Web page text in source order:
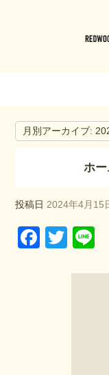
月別アーカイブ:
ホ
投稿日 2024年4月15
F
T
tt
e